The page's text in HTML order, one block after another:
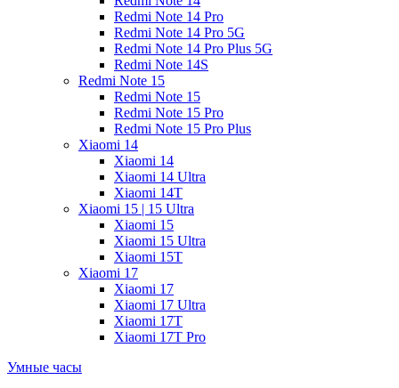
Redmi Note 14 Pro
Redmi Note 14 Pro 5G
Redmi Note 14 Pro Plus 5G
Redmi Note 14S
Redmi Note 15
Redmi Note 15
Redmi Note 15 Pro
Redmi Note 15 Pro Plus
Xiaomi 14
Xiaomi 14
Xiaomi 14 Ultra
Xiaomi 14T
Xiaomi 15 | 15 Ultra
Xiaomi 15
Xiaomi 15 Ultra
Xiaomi 15T
Xiaomi 17
Xiaomi 17
Xiaomi 17 Ultra
Xiaomi 17T
Xiaomi 17T Pro
Умные часы